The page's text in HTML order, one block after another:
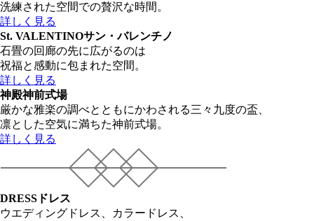
洗練された空間での贅沢な時間。
詳しく見る
St. VALENTINOサン・バレンチノ
石畳の回廊の先に広がるのは
祝福と感動に包まれた空間。
詳しく見る
神殿神前式場
厳かな雅楽の調べとともにかわされる三々九度の盃、
凛とした空気に満ちた神前式場。
詳しく見る
DRESS ドレス
ウエディングドレス、カラードレス、